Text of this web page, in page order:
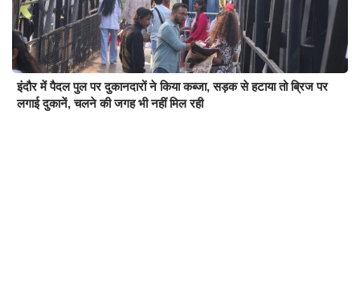
इंदौर में पैदल पुल पर दुकानदारों ने किया कब्जा, सड़क से हटाया तो ब्रिज पर
लगाई दुकानें, चलने की जगह भी नहीं मिल रही